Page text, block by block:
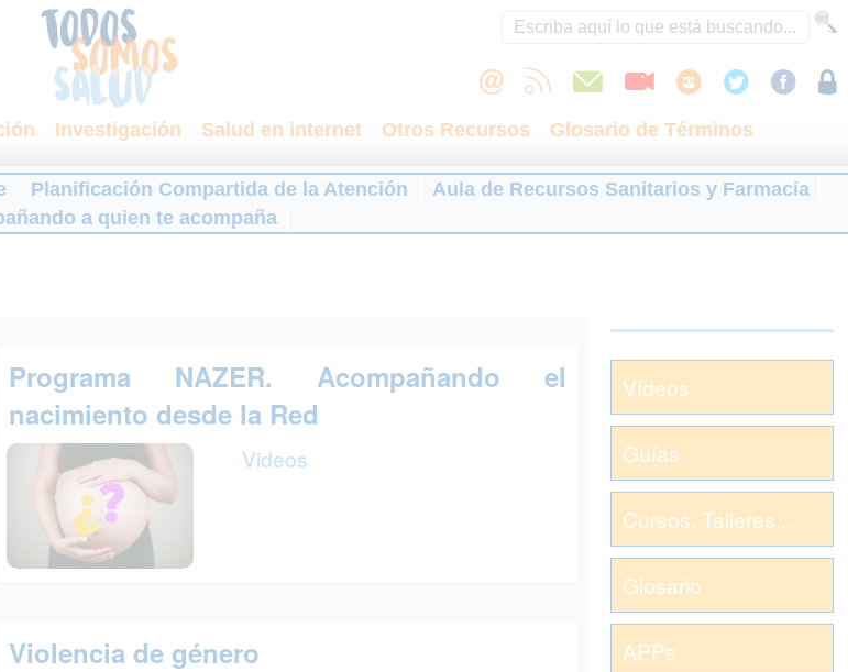
Investigación Salud en internet Otros Recursos
Glosario de Términos
Planificación Compartida de la Atención
Aula de Recursos Sanitarios y Farmacia
a quien te acompaña
Programa NAZER. Acompañando el
nacimiento desde la Red
Videos
Violencia de género
Vídeos
Guías
Cursos, Talleres...
Glosario
APPs